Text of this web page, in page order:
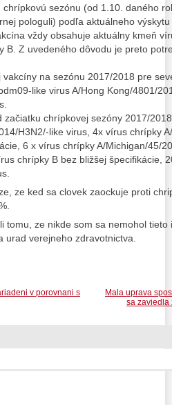
sezónu (od 1.10. daného
pologuli) podľa aktuálneho
vždy obsahuje aktuálny kmeň
B. Z uvedeného dôvodu je preto
na sezónu 2017/2018 pre
like virus A/Hong Kong/4801/
začiatku chrípkovej sezóny 2017/
H3N2/-like virus, 4x vírus chrípky
6 x vírus chrípky A/Michigan/45/
chrípky B bez bližšej špecifikácie,
ze ked sa clovek zaockuje proti
tomu, ze nikde som sa nemohol
urad verejneho zdravotnictva.
Mala uprava
sa zaviedla
v porovnani s